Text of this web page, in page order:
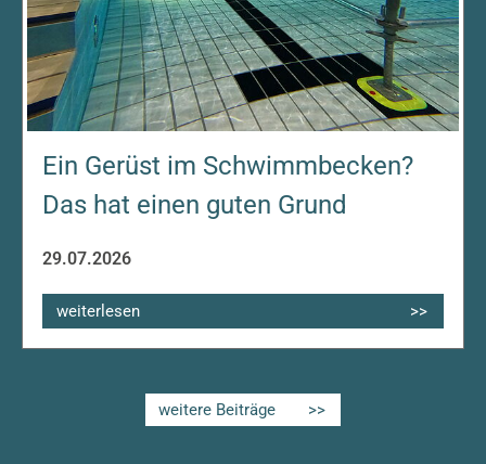
Ein Gerüst im Schwimmbecken?
Das hat einen guten Grund
29.07.2026
weiterlesen
weitere Beiträge